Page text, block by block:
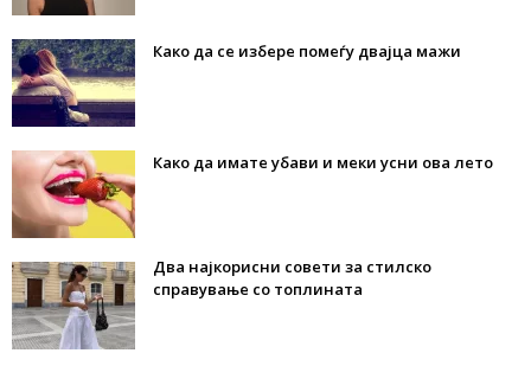
Како да се избере помеѓу двајца мажи
Како да имате убави и меки усни ова лето
Два најкорисни совети за стилско
справување со топлината